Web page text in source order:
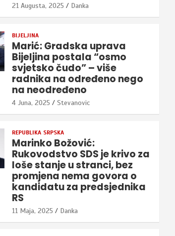
21 Augusta, 2025 Danka
BIJELJINA
Marić: Gradska uprava
Bijeljina postala “osmo
svjetsko čudo” – više
radnika na određeno nego
na neodređeno
4 Juna, 2025 Stevanovic
REPUBLIKA SRPSKA
Marinko Božović:
Rukovodstvo SDS je krivo za
loše stanje u stranci, bez
promjena nema govora o
kandidatu za predsjednika
RS
11 Maja, 2025 Danka